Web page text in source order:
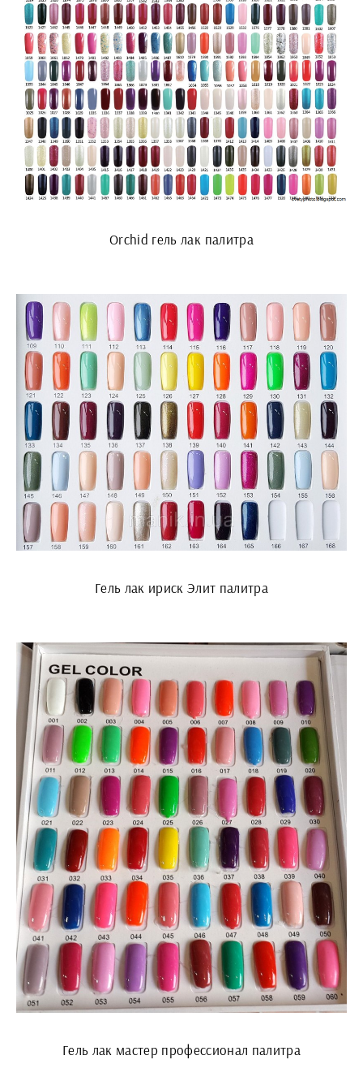
Orchid гель лак палитра
Гель лак ириск Элит палитра
Гель лак мастер профессионал палитра